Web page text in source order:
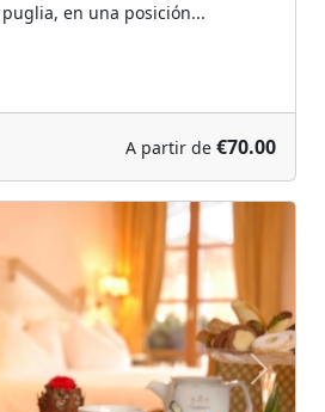
en una posición...
A partir de €70.00
Next